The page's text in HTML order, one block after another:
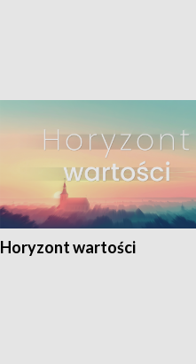
Horyzont wartości